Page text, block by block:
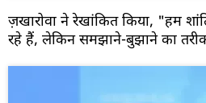
ज़खारोवा ने रेखांकित किया, "हम
रहे हैं, लेकिन समझाने-बुझाने का